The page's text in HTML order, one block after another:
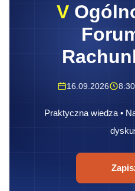
V
16.09.2026
Praktyczna wiedza •